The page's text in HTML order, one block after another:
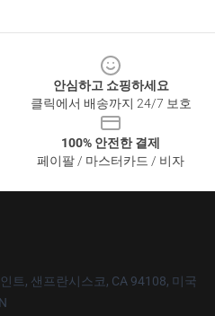
안심하고 쇼핑하세요
클릭에서 배송까지 24/7 보호
100% 안전한 결제
페이팔 / 마스터카드 / 비자
트, 샌프란시스코, CA 94108, 미국